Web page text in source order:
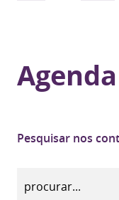
Pesquisar nos